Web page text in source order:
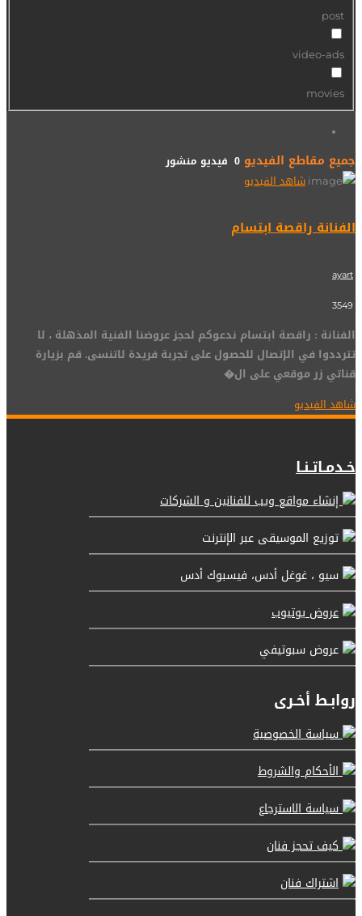
post
video-ads
movies
جميع مقاطع الفيديو 0 فيديو منشور
شاهد الفيديو
الفنانة راقصة ابتسام
ayart
3549
الفنانة : راقصة ابتسام ندعوكم لحجز عروضنا الفنية المذهلة ، لا
تترددوا في الإتصال للحصول على تجربة فريدة لاتنسى. قم بزيارة
قناتي زر موقعي على ال�
شاهد الفيديو
خـدمـاتـنـا
إنشاء مواقع ويب للفنانين و الشركات
توزيع الموسيقى عبر الإنترنت
سيو ، غوغل أدس، فيسبوك أدس
عروض يوتيوب
عروض سبوتيفي
روابـط أخـرى
سياسة الخصوصية
الأحكام والشروط
سياسة الاسترجاع
كيف تحجز فنان
اشتراك فنان